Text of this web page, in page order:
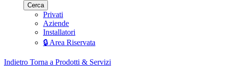
Cerca
Privati
Aziende
Installatori
🔒 Area Riservata
Indietro Torna a Prodotti & Servizi